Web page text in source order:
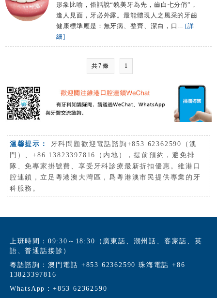
形象比喻，俗話說“貌美牙為先，齒白七分俏”，
逢人見面，牙必外露。最能體現人之風采的牙齒
健康標準應是：無牙病、整齊、潔白，口...
[詳
細]
共7條 1
溫馨提示：
牙科問題歡迎電話諮詢+853 62362590（澳
門）、+86 13823397816（内地），提前預約，避免排
隊、免專家掛號費、享受牙科診療最新折扣優惠。維港口
腔連鎖，立足粵港澳大灣區，爲粵港澳市民提供專業的牙
科服務。
上班時間：09:30～18:30（廣東話、潮州話、客家話、英
語、普通話接診）
粵語諮詢：澳門電話 +853 62362590 珠海電話 +86
13823397816
WhatsApp：+853 62362590